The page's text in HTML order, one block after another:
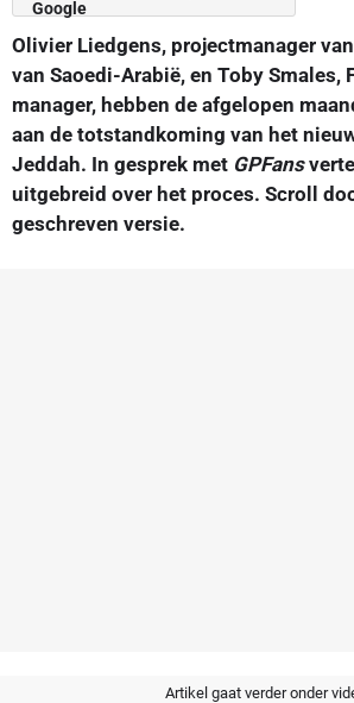
Olivier Liedgens, projectmanager
van Saoedi-Arabië, en Toby Smales,
manager, hebben de afgelopen
aan de totstandkoming van het
Jeddah. In gesprek met GPFans
uitgebreid over het proces. Scroll
geschreven versie.
Artikel gaat verder onder